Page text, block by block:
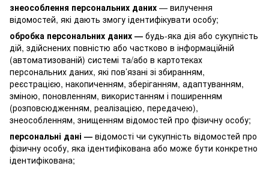
знеособлення персональних даних — вилучення
відомостей, які дають змогу ідентифікувати особу;
обробка персональних даних — будь-яка дія або сукупність
дій, здійснених повністю або частково в інформаційній
(автоматизованій) системі та/або в картотеках
персональних даних, які пов’язані зі збиранням,
реєстрацією, накопиченням, зберіганням, адаптуванням,
зміною, поновленням, використанням і поширенням
(розповсюдженням, реалізацією, передачею),
знеособленням, знищенням відомостей про фізичну особу;
персональні дані — відомості чи сукупність відомостей про
фізичну особу, яка ідентифікована або може бути конкретно
ідентифікована;